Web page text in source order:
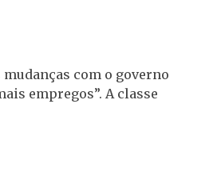
com o governo
empregos”. A classe